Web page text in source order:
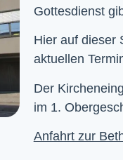
Gottesdienst
Hier auf dieser
aktuellen
Der
im 1.
Anfahrt zur